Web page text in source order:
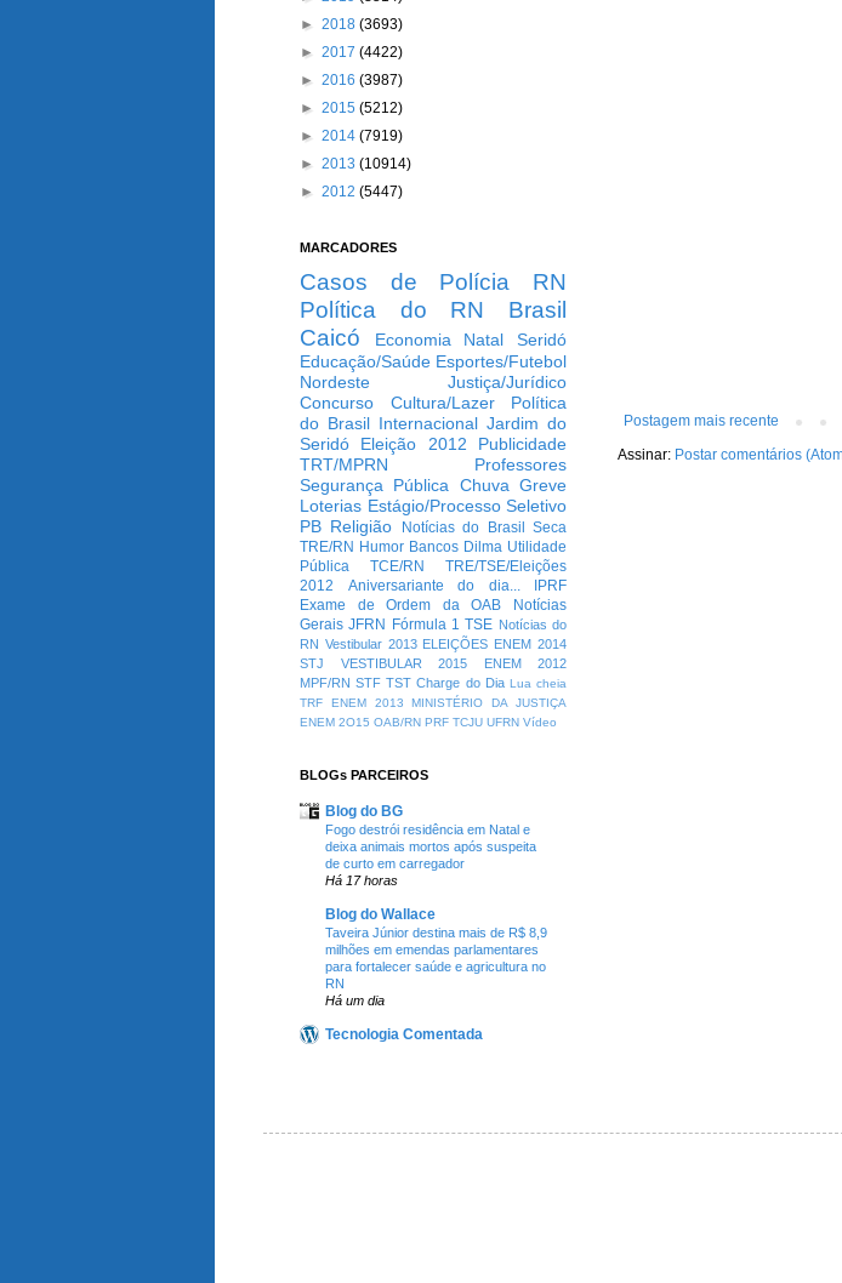
Postagem mais recente
Assinar: Postar comentários
► 2018 (3693)
► 2017 (4422)
► 2016 (3987)
► 2015 (5212)
► 2014 (7919)
► 2013 (10914)
► 2012 (5447)
MARCADORES
Casos de Polícia
RN
Política do RN
Brasil
Caicó
Economia Natal
Seridó
Educação/Saúde Esportes/Futebol
Nordeste
Justiça/Jurídico
Concurso
Cultura/Lazer
Política
do Brasil Internacional Jardim do
Seridó
Eleição 2012
Publicidade
TRT/MPRN
Professores
Segurança Pública Chuva Greve
Loterias Estágio/Processo Seletivo
PB Religião Notícias do Brasil
Seca
TRE/RN Humor Bancos Dilma Utilidade
Pública
TCE/RN
TRE/TSE/Eleições
2012
Aniversariante do dia...
IPRF
Exame de Ordem da OAB
Notícias
Gerais JFRN Fórmula 1 TSE Notícias do
RN Vestibular 2013 ELEIÇÕES ENEM 2014
STJ
VESTIBULAR 2015
ENEM 2012
MPF/RN STF TST Charge do Dia Lua cheia
TRF
ENEM 2013
MINISTÉRIO DA JUSTIÇA
ENEM 2O15 OAB/RN PRF TCJU UFRN Vídeo
BLOGs PARCEIROS
Blog do BG
Fogo destrói residência em Natal e
deixa animais mortos após suspeita
de curto em carregador
Há 17 horas
Blog do Wallace
Taveira Júnior destina mais de R$ 8,9
milhões em emendas parlamentares
para fortalecer saúde e agricultura no
RN
Há um dia
Tecnologia Comentada